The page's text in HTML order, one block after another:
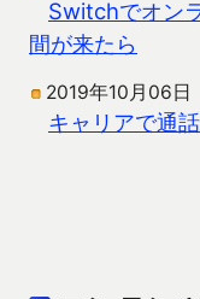
Switchでオン
間が来たら
2019年10月06日
キャリアで通